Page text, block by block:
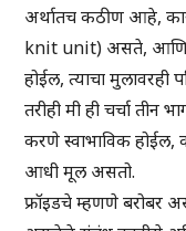
अर्थातच कठीण आहे,
knit unit) असते, आणि
होईल, त्याचा मुलावरही
तरीही मी ही चर्चा
करणे स्वाभाविक होईल,
आधी मूल असतो.
फ्रॉइडचे म्हणणे बरोबर